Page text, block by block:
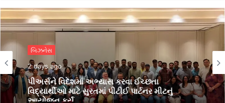
બિઝનેસ
2 days ago
પીઅર્સને વિદેશમાં અભ્યાસ કરવા ઈચ્છતા
વિદ્યાર્થીઓ માટે સુરતમાં પીટીઈ પાર્ટનર મીટનું
આયોજન કર્યું